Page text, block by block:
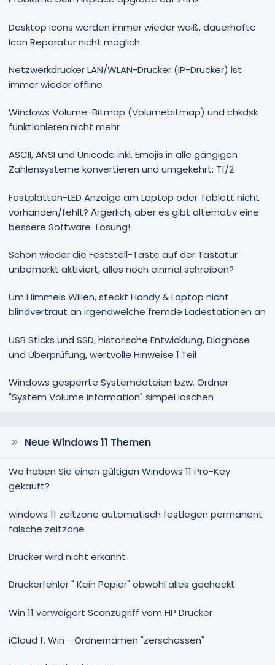
Desktop Icons werden immer wieder weiß, dauerhafte
Icon Reparatur nicht möglich
Netzwerkdrucker LAN/WLAN-Drucker (IP-Drucker) ist
immer wieder offline
Windows Volume-Bitmap (Volumebitmap) und chkdsk
funktionieren nicht mehr
ASCII, ANSI und Unicode inkl. Emojis in alle gängigen
Zahlensysteme konvertieren und umgekehrt: T1/2
Festplatten-LED Anzeige am Laptop oder Tablett nicht
vorhanden/fehlt? Ärgerlich, aber es gibt alternativ eine
bessere Software-Lösung!
Schon wieder die Feststell-Taste auf der Tastatur
unbemerkt aktiviert, alles noch einmal schreiben?
Um Himmels Willen, steckt Handy & Laptop nicht
blindvertraut an irgendwelche fremde Ladestationen an
USB Sticks und SSD, historische Entwicklung, Diagnose
und Überprüfung, wertvolle Hinweise 1.Teil
Windows gesperrte Systemdateien bzw. Ordner
"System Volume Information" simpel löschen
Neue Windows 11 Themen
Wo haben Sie einen gültigen Windows 11 Pro-Key
gekauft?
windows 11 zeitzone automatisch festlegen permanent
falsche zeitzone
Drucker wird nicht erkannt
Druckerfehler " Kein Papier" obwohl alles gecheckt
Win 11 verweigert Scanzugriff vom HP Drucker
iCloud f. Win - Ordnernamen "zerschossen"